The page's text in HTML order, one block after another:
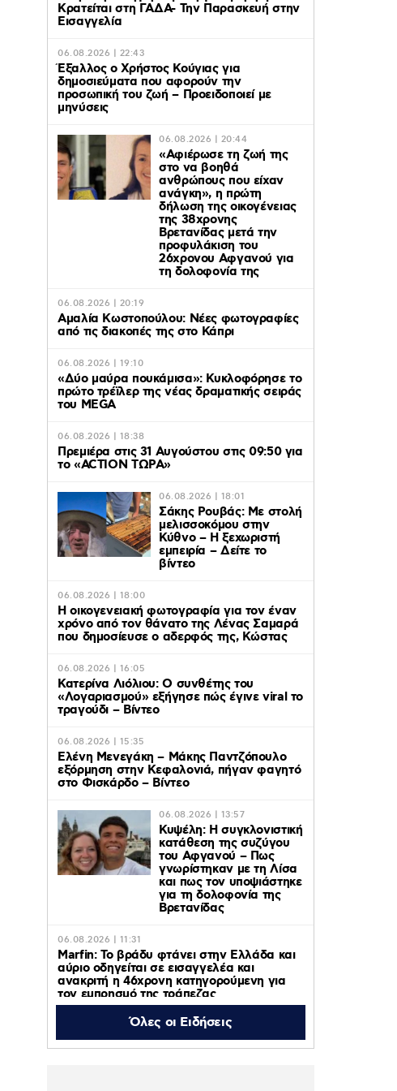
Κρατείται στη ΓΑΔΑ- Την Παρασκευή στην
Εισαγγελία
06.08.2026 | 22:43
Έξαλλος ο Χρήστος Κούγιας για
δημοσιεύματα που αφορούν την
προσωπική του ζωή – Προειδοποιεί με
μηνύσεις
06.08.2026 | 20:44
«Αφιέρωσε τη ζωή της
στο να βοηθά
ανθρώπους που είχαν
ανάγκη», η πρώτη
δήλωση της οικογένειας
της 38χρονης
Βρετανίδας μετά την
προφυλάκιση του
26χρονου Αφγανού για
τη δολοφονία της
06.08.2026 | 20:19
Αμαλία Κωστοπούλου: Νέες φωτογραφίες
από τις διακοπές της στο Κάπρι
06.08.2026 | 19:10
«Δύο μαύρα πουκάμισα»: Κυκλοφόρησε το
πρώτο τρέϊλερ της νέας δραματικής σειράς
του MEGA
06.08.2026 | 18:38
Πρεμιέρα στις 31 Αυγούστου στις 09:50 για
το «ACTION ΤΩΡΑ»
06.08.2026 | 18:01
Σάκης Ρουβάς: Με στολή
μελισσοκόμου στην
Κύθνο – Η ξεχωριστή
εμπειρία – Δείτε το
βίντεο
06.08.2026 | 18:00
Η οικογενειακή φωτογραφία για τον έναν
χρόνο από τον θάνατο της Λένας Σαμαρά
που δημοσίευσε ο αδερφός της, Κώστας
06.08.2026 | 16:05
Κατερίνα Λιόλιου: Ο συνθέτης του
«Λογαριασμού» εξήγησε πώς έγινε viral το
τραγούδι – Βίντεο
06.08.2026 | 15:35
Ελένη Μενεγάκη – Μάκης Παντζόπουλο
εξόρμηση στην Κεφαλονιά, πήγαν φαγητό
στο Φισκάρδο – Βίντεο
06.08.2026 | 13:57
Κυψέλη: Η συγκλονιστική
κατάθεση της συζύγου
του Αφγανού – Πως
γνωρίστηκαν με τη Λίσα
και πως τον υποψιάστηκε
για τη δολοφονία της
Βρετανίδας
06.08.2026 | 11:31
Marfin: Το βράδυ φτάνει στην Ελλάδα και
αύριο οδηγείται σε εισαγγελέα και
ανακριτή η 46χρονη κατηγορούμενη για
τον εμπρησμό της τράπεζας
06.08.2026 | 11:23
Γαρυφαλλιά Καληφώνη: Διακοπές με
Όλες οι Ειδήσεις